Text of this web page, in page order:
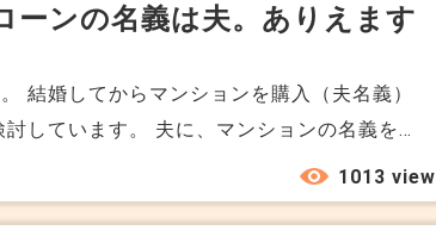
りません。
で融資していますので、
ーンの名義は夫。ありえます
結婚してからマンションを購入（夫名義）
しています。 夫に、マンションの名義を私
（夫）のままにしようと提案されました。
専業主婦の私がマンションの名義人になれ
1013 view